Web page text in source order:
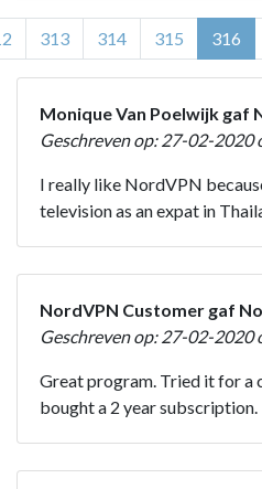
313 314 315 316
Monique Van Poelwijk gaf
Geschreven op: 27-02-2020
I really like NordVPN
television as an expat in
NordVPN Customer gaf
Geschreven op: 27-02-2020
Great program. Tried it for a
bought a 2 year subscription.